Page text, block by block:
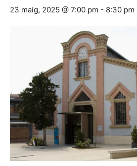
23 maig, 2025 @ 7:00 pm - 8:30 pm